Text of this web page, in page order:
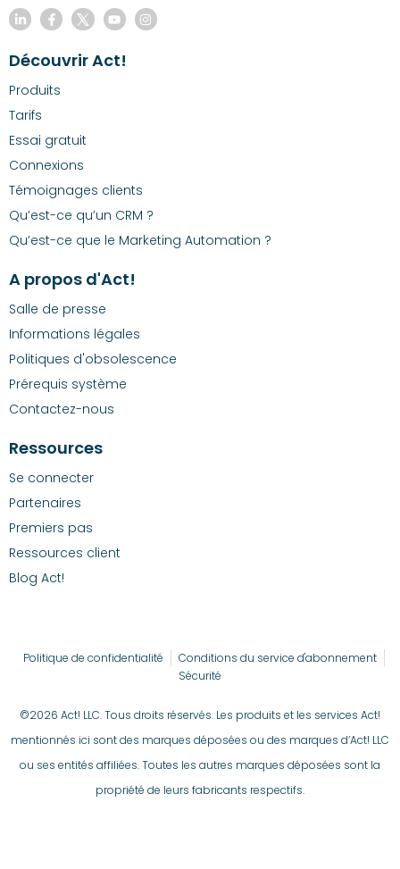
Découvrir Act!
Produits
Tarifs
Essai gratuit
Connexions
Témoignages clients
Qu’est-ce qu’un CRM ?
Qu’est-ce que le Marketing Automation ?
A propos d'Act!
Salle de presse
Informations légales
Politiques d'obsolescence
Prérequis système
Contactez-nous
Ressources
Se connecter
Partenaires
Premiers pas
Ressources client
Blog Act!
Politique de confidentialité
Conditions du service d'abonnement
Sécurité
©2026 Act! LLC. Tous droits réservés. Les produits et les services Act!
mentionnés ici sont des marques déposées ou des marques d’Act! LLC
ou ses entités affiliées. Toutes les autres marques déposées sont la
propriété de leurs fabricants respectifs.